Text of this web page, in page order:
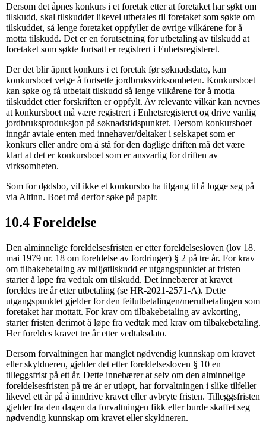
Dersom det åpnes konkurs i et foretak etter at foretaket har søkt om
tilskudd, skal tilskuddet likevel utbetales til foretaket som søkte om
tilskuddet, så lenge foretaket oppfyller de øvrige vilkårene for å
motta tilskudd. Det er en forutsetning for utbetaling av tilskudd at
foretaket som søkte fortsatt er registrert i Enhetsregisteret.
Der det blir åpnet konkurs i et foretak før søknadsdato, kan
konkursboet velge å fortsette jordbruksvirksomheten. Konkursboet
kan søke og få utbetalt tilskudd så lenge vilkårene for å motta
tilskuddet etter forskriften er oppfylt. Av relevante vilkår kan nevnes
at konkursboet må være registrert i Enhetsregisteret og drive vanlig
jordbruksproduksjon på søknadstidspunktet. Dersom konkursboet
inngår avtale enten med innehaver/deltaker i selskapet som er
konkurs eller andre om å stå for den daglige driften må det være
klart at det er konkursboet som er ansvarlig for driften av
virksomheten.
Som for dødsbo, vil ikke et konkursbo ha tilgang til å logge seg på
via Altinn. Boet må derfor søke på papir.
10.4 Foreldelse
Den alminnelige foreldelsesfristen er etter foreldelsesloven (lov 18.
mai 1979 nr. 18 om foreldelse av fordringer) § 2 på tre år. For krav
om tilbakebetaling av miljøtilskudd er utgangspunktet at fristen
starter å løpe fra vedtak om tilskudd. Det innebærer at kravet
foreldes tre år etter utbetaling (se HR-2021-2571-A). Dette
utgangspunktet gjelder for den feilutbetalingen/merutbetalingen som
foretaket har mottatt. For krav om tilbakebetaling av avkorting,
starter fristen derimot å løpe fra vedtak med krav om tilbakebetaling.
Her foreldes kravet tre år etter vedtaksdato.
Dersom forvaltningen har manglet nødvendig kunnskap om kravet
eller skyldneren, gjelder det etter foreldelsesloven § 10 en
tilleggsfrist på ett år. Dette innebærer at selv om den alminnelige
foreldelsesfristen på tre år er utløpt, har forvaltningen i slike tilfeller
likevel ett år på å inndrive kravet eller avbryte fristen. Tilleggsfristen
gjelder fra den dagen da forvaltningen fikk eller burde skaffet seg
nødvendig kunnskap om kravet eller skyldneren.